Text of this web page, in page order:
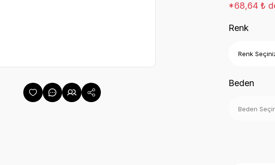
*68,64 ₺
Renk
Beden